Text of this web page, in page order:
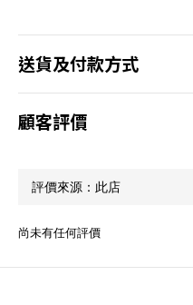
送貨及付款方式
顧客評價
尚未有任何評價